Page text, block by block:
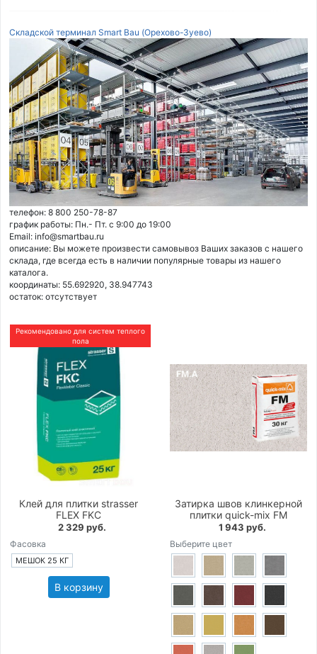
Складской терминал Smart Bau (Орехово-Зуево)
телефон: 8 800 250-78-87
график работы: Пн.- Пт. с 9:00 до 19:00
Email: info@smartbau.ru
описание: Вы можете произвести самовывоз Ваших заказов с нашего
склада, где всегда есть в наличии популярные товары из нашего
каталога.
координаты: 55.692920, 38.947743
остаток: отсутствует
Рекомендовано для систем теплого
пола
Клей для плитки strasser
FLEX FKC
2 329 руб.
Фасовка
МЕШОК 25 КГ
В корзину
Затирка швов клинкерной
плитки quick-mix FM
1 943 руб.
Выберите цвет